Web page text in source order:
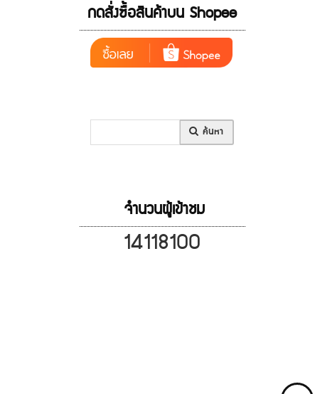
กดสั่งซื้อสินค้าบน Shopee
ค้นหา
จำนวนผู้เข้าชม
14118100